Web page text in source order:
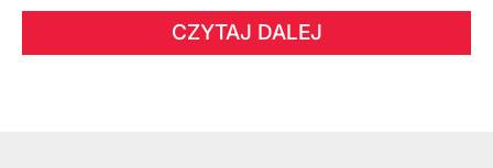
CZYTAJ DALEJ